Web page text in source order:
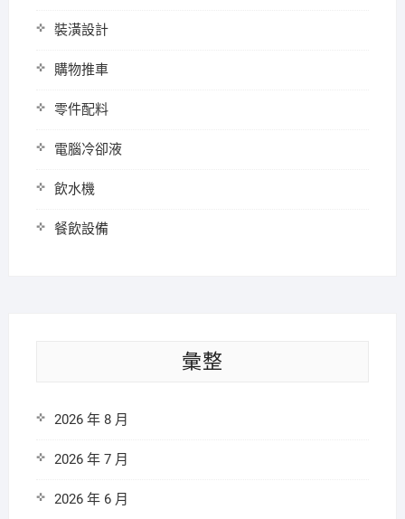
裝潢設計
購物推車
零件配料
電腦冷卻液
飲水機
餐飲設備
彙整
2026 年 8 月
2026 年 7 月
2026 年 6 月